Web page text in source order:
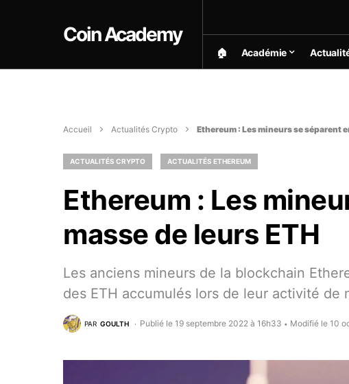
Coin Academy
🏠︎ Académie
Accueil Actualités Crypto Ethereum : Les mineurs se séparent
ACTUALITÉS CRYPTO ACTUALITÉS ETHEREUM
Ethereum : Les
masse de leurs ETH
Les anciens mineurs de la blockchain
des ETH accumulés lors de leur activité de
PAR GOULTH Publié le 19 septembre 2022 à 16h33 • Modifié le 10